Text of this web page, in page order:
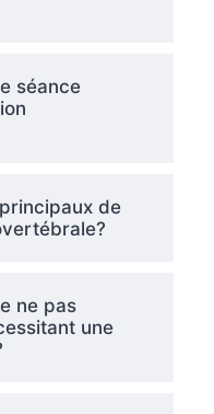
séance
de
ne pas
une